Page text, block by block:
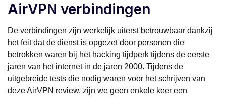
AirVPN verbindingen
De verbindingen zijn werkelijk uiterst betrouwbaar dankzij
het feit dat de dienst is opgezet door personen die
betrokken waren bij het hacking tijdperk tijdens de eerste
jaren van het internet in de jaren 2000. Tijdens de
uitgebreide tests die nodig waren voor het schrijven van
deze AirVPN review, zijn we geen enkele keer een